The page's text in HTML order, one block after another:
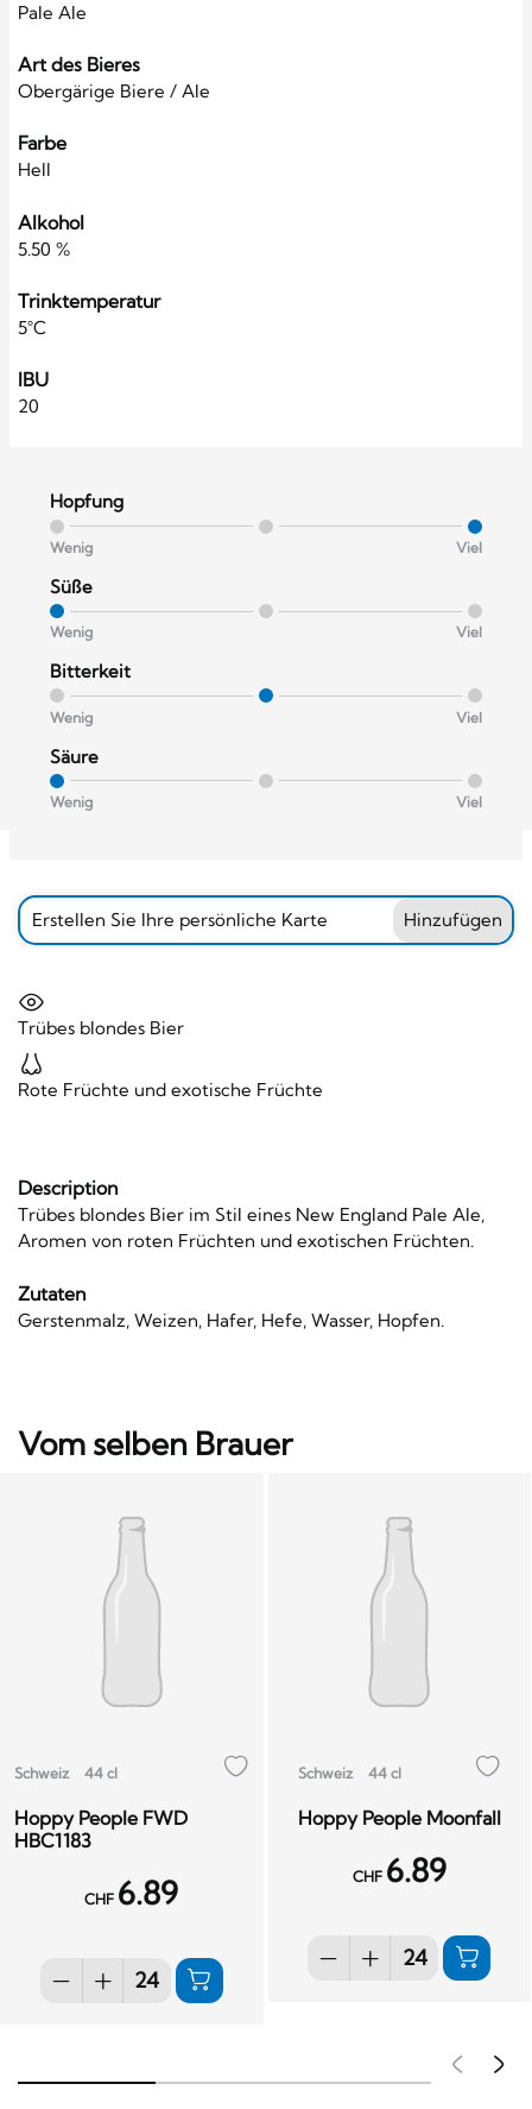
Pale Ale
Art des Bieres
Obergärige Biere / Ale
Farbe
Hell
Alkohol
5.50 %
Trinktemperatur
5°C
IBU
20
Hopfung
Wenig Viel
Süße
Wenig Viel
Bitterkeit
Wenig Viel
Säure
Wenig Viel
Erstellen Sie Ihre persönliche Karte Hinzufügen
Trübes blondes Bier
Rote Früchte und exotische Früchte
Description
Trübes blondes Bier im Stil eines New England Pale Ale,
Aromen von roten Früchten und exotischen Früchten.
Zutaten
Gerstenmalz, Weizen, Hafer, Hefe, Wasser, Hopfen.
Vom selben Brauer
Schweiz 44 cl
Hoppy People FWD
HBC1183
CHF 6.89
Schweiz 44 cl
Hoppy People Moonfall
CHF 6.89